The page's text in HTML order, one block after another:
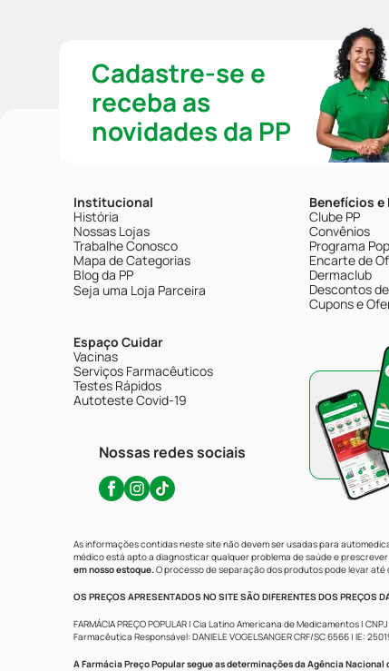
Cadastre-se e
receba as
novidades da PP
Institucional
História
Nossas Lojas
Trabalhe Conosco
Mapa de Categorias
Blog da PP
Seja uma Loja Parceira
Espaço Cuidar
Vacinas
Serviços Farmacêuticos
Testes Rápidos
Autoteste Covid-19
Nossas redes sociais
Benefícios
Clube PP
Convênios
Programa
Encarte de
Dermaclub
Descontos
Cupons e
As informações contidas neste site não devem ser usadas para
médico está apto a diagnosticar qualquer problema de saúde e
em nosso estoque.O processo de separação dos produtos pode levar
OS PREÇOS APRESENTADOS NO SITE SÃO DIFERENTES DOS PREÇOS
FARMÁCIA PREÇO POPULAR | Cia Latino Americana de Medicamentos |
Farmacêutica Responsável: DANIELE VOGELSANGER CRF/SC 6566 | IE:
A Farmácia Preço Popular segue as determinações da Agência